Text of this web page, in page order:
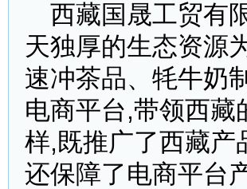
西藏国晟工贸有
天独厚的生态资源
速冲茶品、牦牛奶
电商平台,带领西
样,既推广了西藏产
还保障了电商平台